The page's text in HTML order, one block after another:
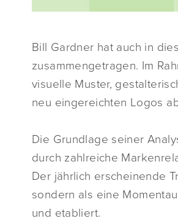
Bill Gardner hat auch in
zusammengetragen. Im
visuelle Muster,
neu eingereichten Logos
Die Grundlage seiner
durch zahlreiche
Der jährlich erscheinende
sondern als eine
und etabliert.